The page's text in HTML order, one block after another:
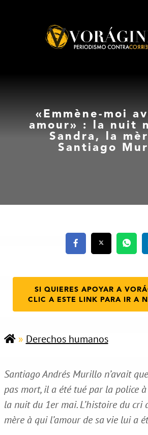
«Emmène-moi
amour» : la nuit
Sandra, la
Santiago
SI QUIERES APOYAR A
CLIC A ESTE LINK PARA IR A
» Derechos humanos
Santiago Andrés Murillo n’avait
pas mort, il a été tué par la police
la nuit du 1er mai. L’histoire du cri
mère à qui l’amour de sa vie lui a